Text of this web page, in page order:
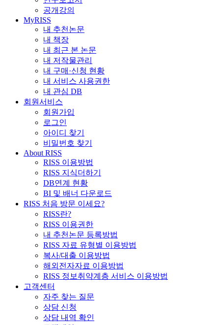
공개강의
MyRISS
내 추천논문
내 책장
내 최근 본 논문
내 저작물관리
내 구매·신청 현황
내 서비스 사용권한
내 관심 DB
회원서비스
회원가입
로그인
아이디 찾기
비밀번호 찾기
About RISS
RISS 이용방법
RISS 지식더하기
DB연계 현황
BI 및 배너 다운로드
RISS 처음 방문 이세요?
RISS란?
RISS 이용권한
내 추천논문 등록방법
RISS 자료 유형별 이용방법
복사/대출 이용방법
해외전자자료 이용방법
RISS 정보취약계층 서비스 이용방법
고객센터
자주 찾는 질문
상담 신청
상담 내역 확인